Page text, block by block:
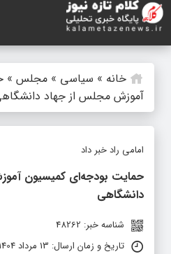
خانه » سیاسی » مجلس »
آموزش مجلس از جهاد
امامی راد خبر داد
حمایت بودجه‌ای کمیسیون
دانشگاهی
شناسه خبر: 48262
تاریخ و زمان ارسال: 13 مرداد 1404 ساعت 21:38